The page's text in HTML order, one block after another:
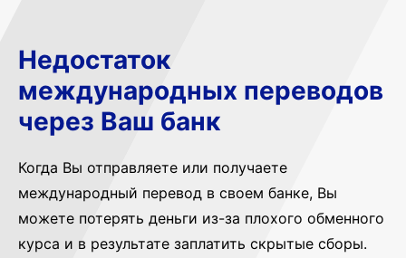
Недостаток
международных переводов
через Ваш банк
Когда Вы отправляете или получаете
международный перевод в своем банке, Вы
можете потерять деньги из-за плохого обменного
курса и в результате заплатить скрытые сборы.